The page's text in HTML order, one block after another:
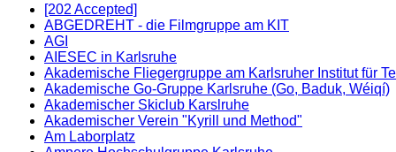
[202 Accepted]
ABGEDREHT - die Filmgruppe am KIT
AGI
AIESEC in Karlsruhe
Akademische Fliegergruppe am Karlsruher Institut für
Akademische Go-Gruppe Karlsruhe (Go, Baduk, Wéiqí)
Akademischer Skiclub Karslruhe
Akademischer Verein "Kyrill und Method"
Am Laborplatz